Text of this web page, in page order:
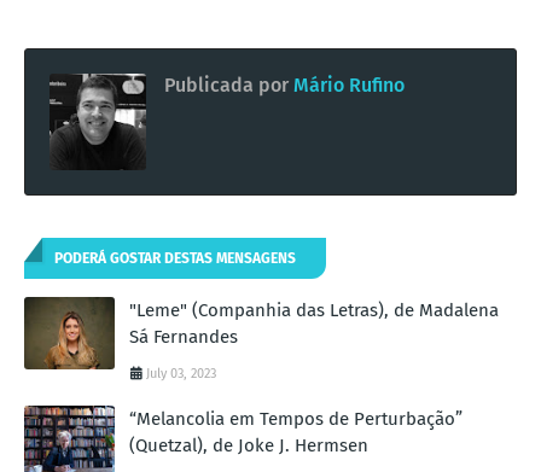
Publicada por Mário Rufino
PODERÁ GOSTAR DESTAS MENSAGENS
"Leme" (Companhia das Letras), de Madalena
Sá Fernandes
July 03, 2023
“Melancolia em Tempos de Perturbação”
(Quetzal), de Joke J. Hermsen